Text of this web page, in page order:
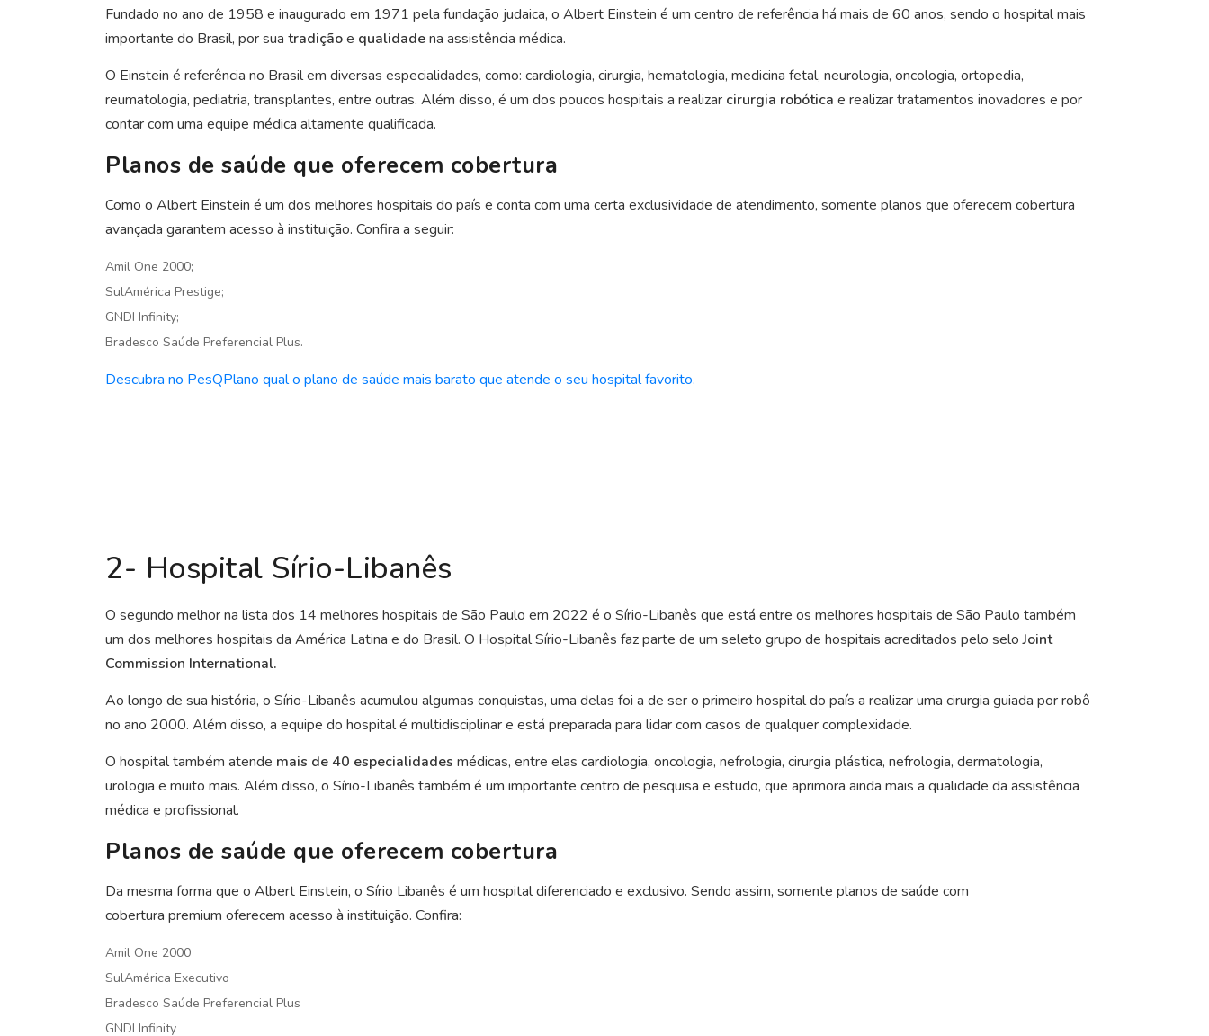
Fundado no ano de 1958 e inaugurado em 1971 pela fundação judaica, o Albert Einstein é um centro de referência há mais de 60 anos, sendo o hospital mais
importante do Brasil, por sua tradiçãoe qualidadena assistência médica.
O Einstein é referência no Brasil em diversas especialidades, como: cardiologia, cirurgia, hematologia, medicina fetal, neurologia, oncologia, ortopedia,
reumatologia, pediatria, transplantes, entre outras. Além disso, é um dos poucos hospitais a realizar cirurgia robótica e realizar tratamentos inovadores e por
contar com uma equipe médica altamente qualificada.
Planos de saúde que oferecem cobertura
Como o Albert Einstein é um dos melhores hospitais do país e conta com uma certa exclusividade de atendimento, somente planos que oferecem cobertura
avançada garantem acesso à instituição. Confira a seguir:
Amil One 2000;
SulAmérica Prestige;
GNDI Infinity;
Bradesco Saúde Preferencial Plus.
Descubra no PesQPlano qual o plano de saúde mais barato que atende o seu hospital favorito.
2- Hospital Sírio-Libanês
O segundo melhor na lista dos 14 melhores hospitais de São Paulo em 2022 é o Sírio-Libanês que está entre os melhores hospitais de São Paulo também
um dos melhores hospitais da América Latina e do Brasil. O Hospital Sírio-Libanês faz parte de um seleto grupo de hospitais acreditados pelo seloJoint
Commission International.
Ao longo de sua história, o Sírio-Libanês acumulou algumas conquistas, uma delas foi a de ser o primeiro hospital do país a realizar uma cirurgia guiada por robô
no ano 2000. Além disso, a equipe do hospital é multidisciplinar e está preparada para lidar com casos de qualquer complexidade.
O hospital também atende mais de 40 especialidades médicas, entre elas cardiologia, oncologia, nefrologia, cirurgia plástica, nefrologia, dermatologia,
urologia e muito mais. Além disso, o Sírio-Libanês também é um importante centro de pesquisa e estudo, que aprimora ainda mais a qualidade da assistência
médica e profissional.
Planos de saúde que oferecem cobertura
Da mesma forma que o Albert Einstein, o Sírio Libanês é um hospital diferenciado e exclusivo. Sendo assim, somente planos de saúde com
cobertura premium oferecem acesso à instituição. Confira:
Amil One 2000
SulAmérica Executivo
Bradesco Saúde Preferencial Plus
GNDI Infinity